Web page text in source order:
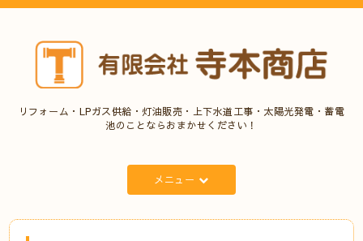
リフォーム・LPガス供給・灯油販売・上下水道工事・太陽光発電・蓄電
池のことならおまかせください！
メニュー